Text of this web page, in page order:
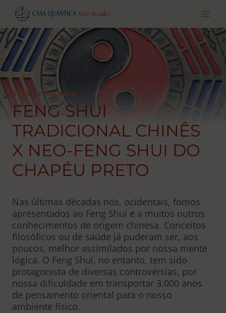
Pular
para
o
conteúdo
BLOG | FENG SHUI
FENG SHUI
TRADICIONAL CHINÊS
X NEO-FENG SHUI DO
CHAPÉU PRETO
Nas últimas décadas nós, ocidentais, fomos
apresentados ao Feng Shui e a muitos outros
conhecimentos de origem chinesa. Conceitos
filosóficos ou de saúde já puderam ser, aos
poucos, melhor assimilados por nossa mente
lógica. O Feng Shui, no entanto, tem sido
protagonista de diversas controvérsias, por
nossa dificuldade em transportar 3.000 anos
de pensamento oriental para o nosso
ambiente físico.